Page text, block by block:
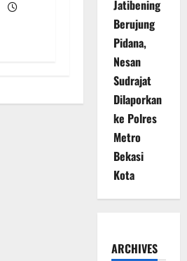
Jatibening
Berujung
Pidana,
Nesan
Sudrajat
Dilaporkan
ke Polres
Metro
Bekasi
Kota
ARCHIVES